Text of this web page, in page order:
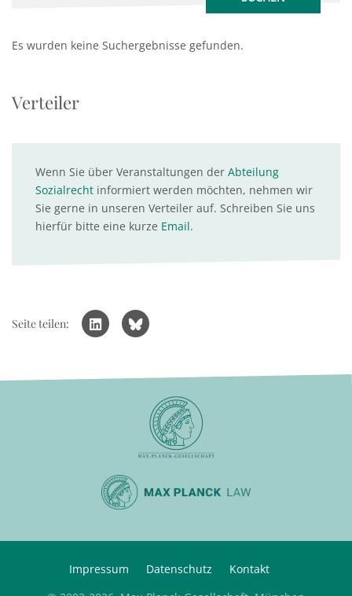
Es wurden keine Suchergebnisse gefunden.
Verteiler
Wenn Sie über Veranstaltungen der Abteilung
Sozialrecht informiert werden möchten, nehmen wir
Sie gerne in unseren Verteiler auf. Schreiben Sie uns
hierfür bitte eine kurze Email.
Seite teilen:
Impressum Datenschutz
Kontakt